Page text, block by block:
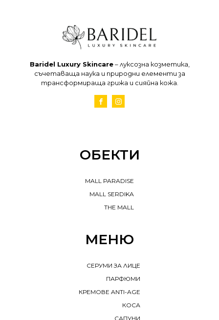
Baridel Luxury Skincare– луксозна козметика,
съчетаваща наука и природни елементи за
трансформираща грижа и сияйна кожа.
ОБЕКТИ
MALL PARADISE
MALL SERDIKA
THE MALL
МЕНЮ
СЕРУМИ ЗА ЛИЦЕ
ПАРФЮМИ
КРЕМОВЕ ANTI-AGE
КОСА
САПУНИ